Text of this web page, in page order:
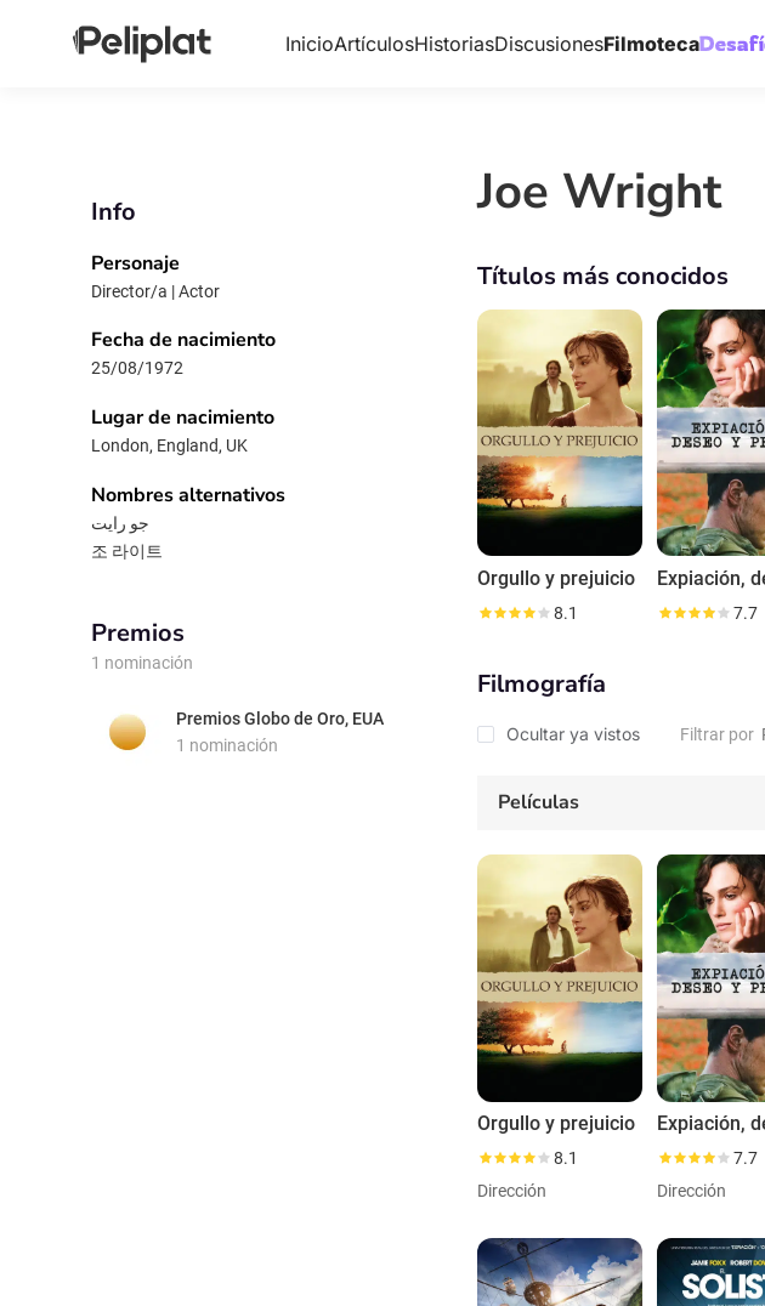
InicioArtículosHistoriasDiscusionesFilmoteca
Info
Personaje
Director/a | Actor
Fecha de nacimiento
25/08/1972
Lugar de nacimiento
London, England, UK
Nombres alternativos
جو رایت
조 라이트
Premios
1 nominación
Premios Globo de Oro, EUA
1 nominación
Joe Wright
Títulos más conocidos
Orgullo y prejuicio
8.1 7.7
Filmografía
Ocultar ya vistos Filtrar por
Películas
Orgullo y prejuicio
8.1
Dirección
7.7
Dirección